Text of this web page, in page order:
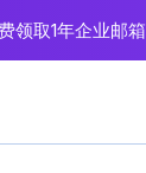
领取1年企业邮